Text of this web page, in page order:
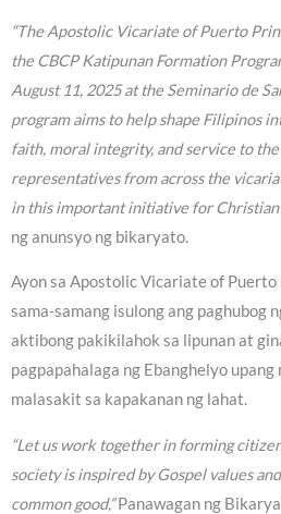
“The Apostolic Vicariate of Puerto
the CBCP Katipunan Formation
August 11, 2025 at the Seminario de
program aims to help shape Filipinos
faith, moral integrity, and service to
representatives from across the
in this important initiative for Christian
ng anunsyo ng bikaryato.
Ayon sa Apostolic Vicariate of Puerto
sama-samang isulong ang paghubog
aktibong pakikilahok sa lipunan at
pagpapahalaga ng Ebanghelyo
malasakit sa kapakanan ng lahat.
“Let us work together in forming
society is inspired by Gospel values
common good,”Panawagan ng